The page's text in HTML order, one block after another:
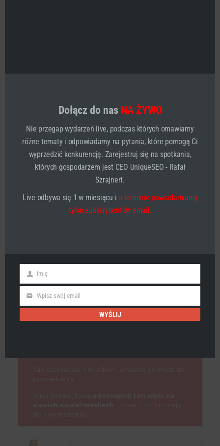
Sprawdź moją ofertę:
szkolenia online
szkolenia u Ciebie w firmie i doradztwo-konsulting
agencja SEO/SEM
Dołącz do nas NA ŻYWO
Nie przegap wydarzeń live, podczas których omawiamy
różne tematy i odpowiadamy na pytania, które pomogą Ci
wyprzedzić konkurencję. Zarejestruj się na spotkania,
których gospodarzem jest CEO UniqueSEO - Rafał
Szrajnert.
Live odbywa się 1 w miesiącu i o terminie powiadamiamy
tylko subskrybentów email.
First
Name
Imię
Email Wpisz swój email
WYŚLIJ